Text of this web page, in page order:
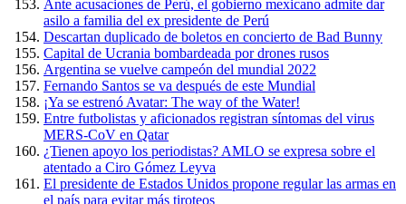
Ante acusaciones de Perú, el gobierno mexicano admite dar
asilo a familia del ex presidente de Perú
Descartan duplicado de boletos en concierto de Bad Bunny
Capital de Ucrania bombardeada por drones rusos
Argentina se vuelve campeón del mundial 2022
Fernando Santos se va después de este Mundial
¡Ya se estrenó Avatar: The way of the Water!
Entre futbolistas y aficionados registran síntomas del virus
MERS-CoV en Qatar
¿Tienen apoyo los periodistas? AMLO se expresa sobre el
atentado a Ciro Gómez Leyva
El presidente de Estados Unidos propone regular las armas en
el país para evitar más tiroteos